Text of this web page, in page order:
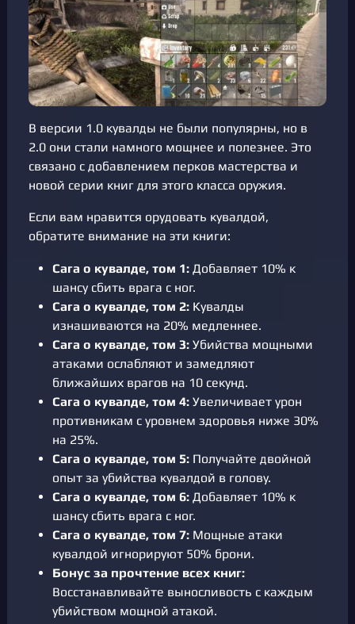
В версии 1.0 кувалды не были популярны, но в
2.0 они стали намного мощнее и полезнее. Это
связано с добавлением перков мастерства и
новой серии книг для этого класса оружия.
Если вам нравится орудовать кувалдой,
обратите внимание на эти книги:
Сага о кувалде, том 1: Добавляет 10% к
шансу сбить врага с ног.
Сага о кувалде, том 2: Кувалды
изнашиваются на 20% медленнее.
Сага о кувалде, том 3: Убийства мощными
атаками ослабляют и замедляют
ближайших врагов на 10 секунд.
Сага о кувалде, том 4: Увеличивает урон
противникам с уровнем здоровья ниже 30%
на 25%.
Сага о кувалде, том 5: Получайте двойной
опыт за убийства кувалдой в голову.
Сага о кувалде, том 6: Добавляет 10% к
шансу сбить врага с ног.
Сага о кувалде, том 7: Мощные атаки
кувалдой игнорируют 50% брони.
Бонус за прочтение всех книг:
Восстанавливайте выносливость с каждым
убийством мощной атакой.